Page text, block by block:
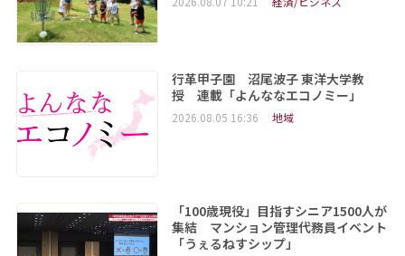
行革甲子園 沼尾波子 東洋大学教
授 連載「よんななエコノミー」
2026.08.05 16:36 地域
「100歳現役」目指すシニア1500人が
集結 マンション管理代務員イベント
「うぇるねすシップ」